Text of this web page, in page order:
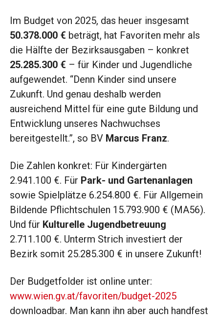
Im Budget von 2025, das heuer insgesamt
50.378.000 € beträgt, hat Favoriten mehr als
die Hälfte der Bezirksausgaben – konkret
25.285.300 € – für Kinder und Jugendliche
aufgewendet. “Denn Kinder sind unsere
Zukunft. Und genau deshalb werden
ausreichend Mittel für eine gute Bildung und
Entwicklung unseres Nachwuchses
bereitgestellt.”, so BV Marcus Franz.
Die Zahlen konkret: Für Kindergärten
2.941.100 €. Für Park- und Gartenanlagen
sowie Spielplätze 6.254.800 €. Für Allgemein
Bildende Pflichtschulen 15.793.900 € (MA56).
Und für Kulturelle Jugendbetreuung
2.711.100 €. Unterm Strich investiert der
Bezirk somit 25.285.300 € in unsere Zukunft!
Der Budgetfolder ist online unter:
www.wien.gv.at/favoriten/budget-2025
downloadbar. Man kann ihn aber auch handfest